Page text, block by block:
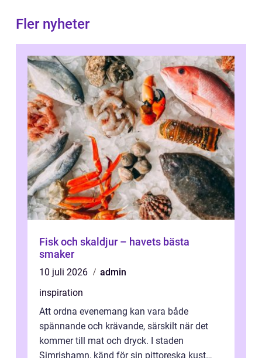
Fler nyheter
Fisk och skaldjur – havets bästa
smaker
10 juli 2026
admin
inspiration
Att ordna evenemang kan vara både
spännande och krävande, särskilt när det
kommer till mat och dryck. I staden
Simrishamn, känd för sin pittoreska kust